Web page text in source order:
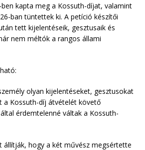
kapta meg a Kossuth-díjat, valamint
ban tüntettek ki. A petíció készítői
tett kijelentéseik, gesztusaik és
nem méltók a rangos állami
olyan kijelentéseket, gesztusokat
a Kossuth-díj átvételét követő
érdemtelenné váltak a Kossuth-
állítják, hogy a két művész megsértette